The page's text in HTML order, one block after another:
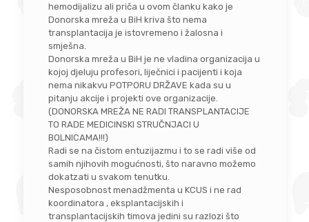
hemodijalizu ali priča u ovom članku kako je
Donorska mreža u BiH kriva što nema
transplantacija je istovremeno i žalosna i
smješna.
Donorska mreža u BiH je ne vladina organizacija u
kojoj djeluju profesori, liječnici i pacijenti i koja
nema nikakvu POTPORU DRŽAVE kada su u
pitanju akcije i projekti ove organizacije.
(DONORSKA MREŽA NE RADI TRANSPLANTACIJE
TO RADE MEDICINSKI STRUČNJACI U
BOLNICAMA!!!)
Radi se na čistom entuzijazmu i to se radi više od
samih njihovih mogućnosti, što naravno možemo
dokatzati u svakom tenutku.
Nesposobnost menadžmenta u KCUS i ne rad
koordinatora , eksplantacijskih i
transplantacijskih timova jedini su razlozi što